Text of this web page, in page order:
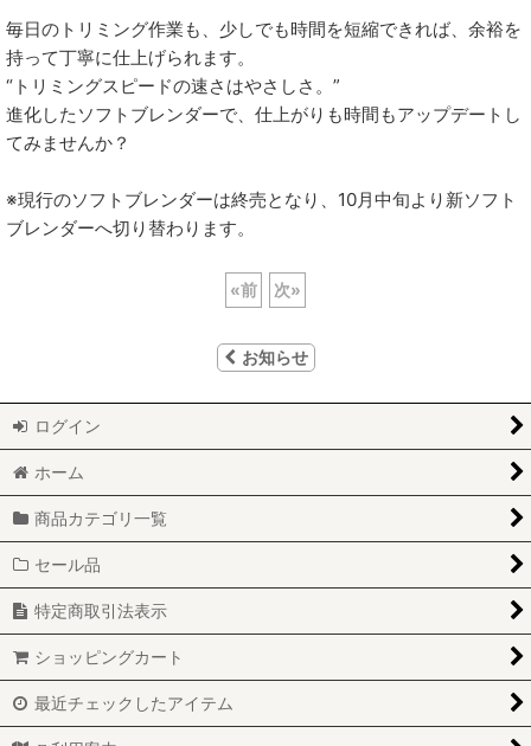
毎日のトリミング作業も、少しでも時間を短縮できれば、余裕を
持って丁寧に仕上げられます。
“トリミングスピードの速さはやさしさ。”
進化したソフトブレンダーで、仕上がりも時間もアップデートし
てみませんか？
※現行のソフトブレンダーは終売となり、10月中旬より新ソフト
ブレンダーへ切り替わります。
«前 次»
お知らせ
ログイン
ホーム
商品カテゴリ一覧
セール品
特定商取引法表示
ショッピングカート
最近チェックしたアイテム